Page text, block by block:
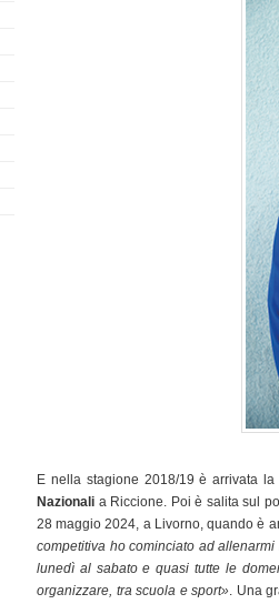
E nella stagione 2018/19 è arrivata
Nazionali a Riccione. Poi è salita sul
28 maggio 2024, a Livorno, quando è
competitiva ho cominciato ad
lunedì al sabato e quasi tutte le
organizzare, tra scuola e sport». Una